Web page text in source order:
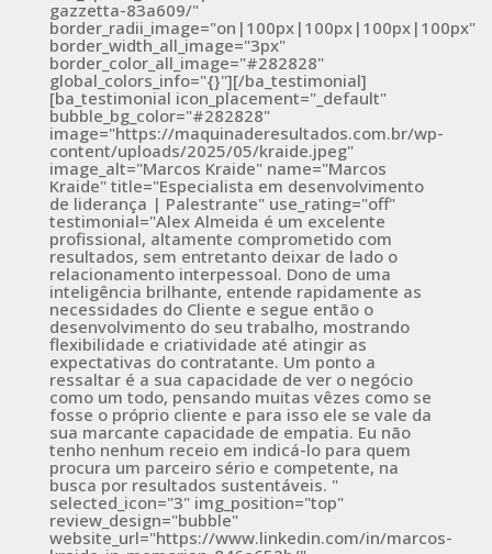
gazzetta-83a609/"
border_radii_image="on|100px|100px|100px|100px"
border_width_all_image="3px"
border_color_all_image="#282828"
global_colors_info="{}"][/ba_testimonial]
[ba_testimonial icon_placement="_default"
bubble_bg_color="#282828"
image="https://maquinaderesultados.com.br/wp-
content/uploads/2025/05/kraide.jpeg"
image_alt="Marcos Kraide" name="Marcos
Kraide" title="Especialista em desenvolvimento
de liderança | Palestrante" use_rating="off"
testimonial="Alex Almeida é um excelente
profissional, altamente comprometido com
resultados, sem entretanto deixar de lado o
relacionamento interpessoal. Dono de uma
inteligência brilhante, entende rapidamente as
necessidades do Cliente e segue então o
desenvolvimento do seu trabalho, mostrando
flexibilidade e criatividade até atingir as
expectativas do contratante. Um ponto a
ressaltar é a sua capacidade de ver o negócio
como um todo, pensando muitas vêzes como se
fosse o próprio cliente e para isso ele se vale da
sua marcante capacidade de empatia. Eu não
tenho nenhum receio em indicá-lo para quem
procura um parceiro sério e competente, na
busca por resultados sustentáveis. "
selected_icon="3" img_position="top"
review_design="bubble"
website_url="https://www.linkedin.com/in/marcos-